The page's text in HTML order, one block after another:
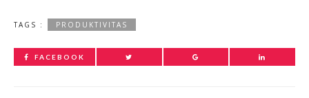
TAGS : PRODUKTIVITAS
FACEBOOK